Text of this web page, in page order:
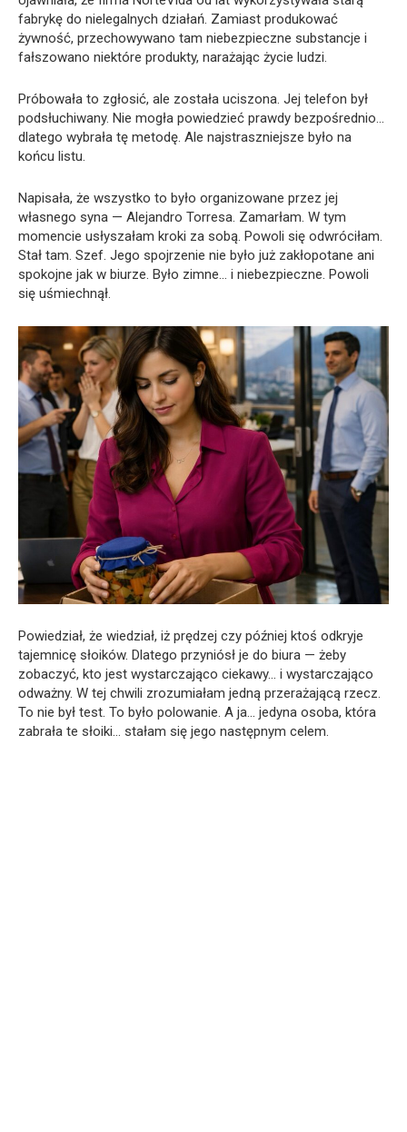
fabrykę do nielegalnych działań. Zamiast produkować
żywność, przechowywano tam niebezpieczne substancje i
fałszowano niektóre produkty, narażając życie ludzi.
Próbowała to zgłosić, ale została uciszona. Jej telefon był
podsłuchiwany. Nie mogła powiedzieć prawdy bezpośrednio…
dlatego wybrała tę metodę. Ale najstraszniejsze było na
końcu listu.
Napisała, że wszystko to było organizowane przez jej
własnego syna — Alejandro Torresa. Zamarłam. W tym
momencie usłyszałam kroki za sobą. Powoli się odwróciłam.
Stał tam. Szef. Jego spojrzenie nie było już zakłopotane ani
spokojne jak w biurze. Było zimne… i niebezpieczne. Powoli
się uśmiechnął.
Powiedział, że wiedział, iż prędzej czy później ktoś odkryje
tajemnicę słoików. Dlatego przyniósł je do biura — żeby
zobaczyć, kto jest wystarczająco ciekawy… i wystarczająco
odważny. W tej chwili zrozumiałam jedną przerażającą rzecz.
To nie był test. To było polowanie. A ja… jedyna osoba, która
zabrała te słoiki… stałam się jego następnym celem.